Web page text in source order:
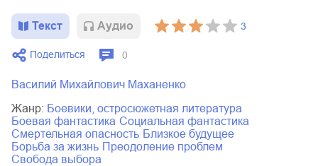
Текст Aудио 3
Поделиться 0
Василий Михайлович Маханенко
Жанр:
боевики, остросюжетная литература
боевая фантастика
социальная фантастика
смертельная опасность
близкое будущее
борьба за жизнь
преодоление проблем
свобода выбора